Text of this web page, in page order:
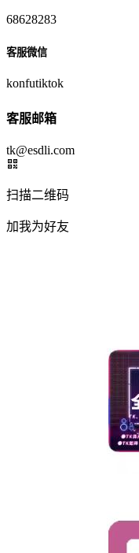
68628283
客服微信
konfutiktok
客服邮箱
tk@esdli.com
扫描二维码
加我为好友